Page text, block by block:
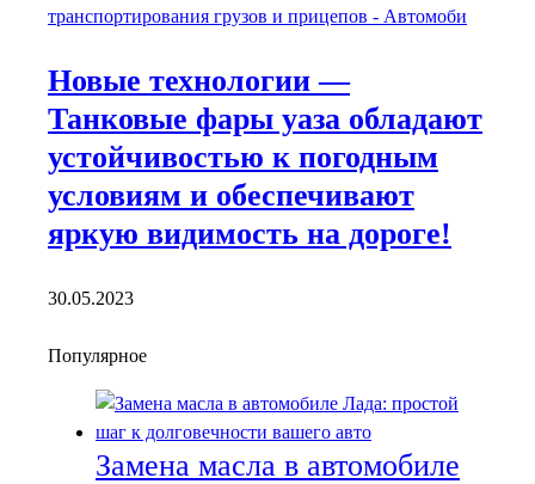
Новые технологии —
Танковые фары уаза обладают
устойчивостью к погодным
условиям и обеспечивают
яркую видимость на дороге!
30.05.2023
Популярное
Замена масла в автомобиле